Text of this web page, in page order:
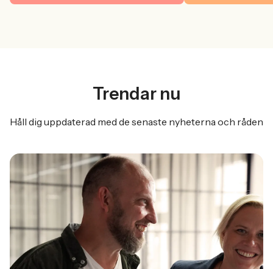
Trendar nu
Håll dig uppdaterad med de senaste nyheterna och råden